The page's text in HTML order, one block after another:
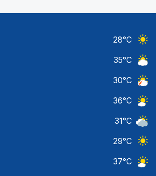
28°C
35°C
30°C
36°C
31°C
29°C
37°C